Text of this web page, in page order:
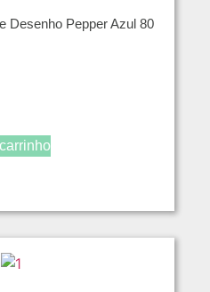
Desenho Pepper Azul 80